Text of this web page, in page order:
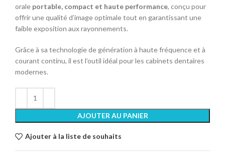
orale portable, compact et haute performance, conçu pour
offrir une qualité d’image optimale tout en garantissant une
faible exposition aux rayonnements.
Grâce à sa technologie de génération à haute fréquence et à
courant continu, il est l’outil idéal pour les cabinets dentaires
modernes.
AJOUTER AU PANIER
Ajouter à la liste de souhaits